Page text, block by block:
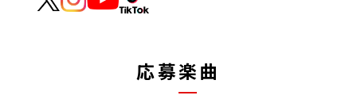
応募楽曲